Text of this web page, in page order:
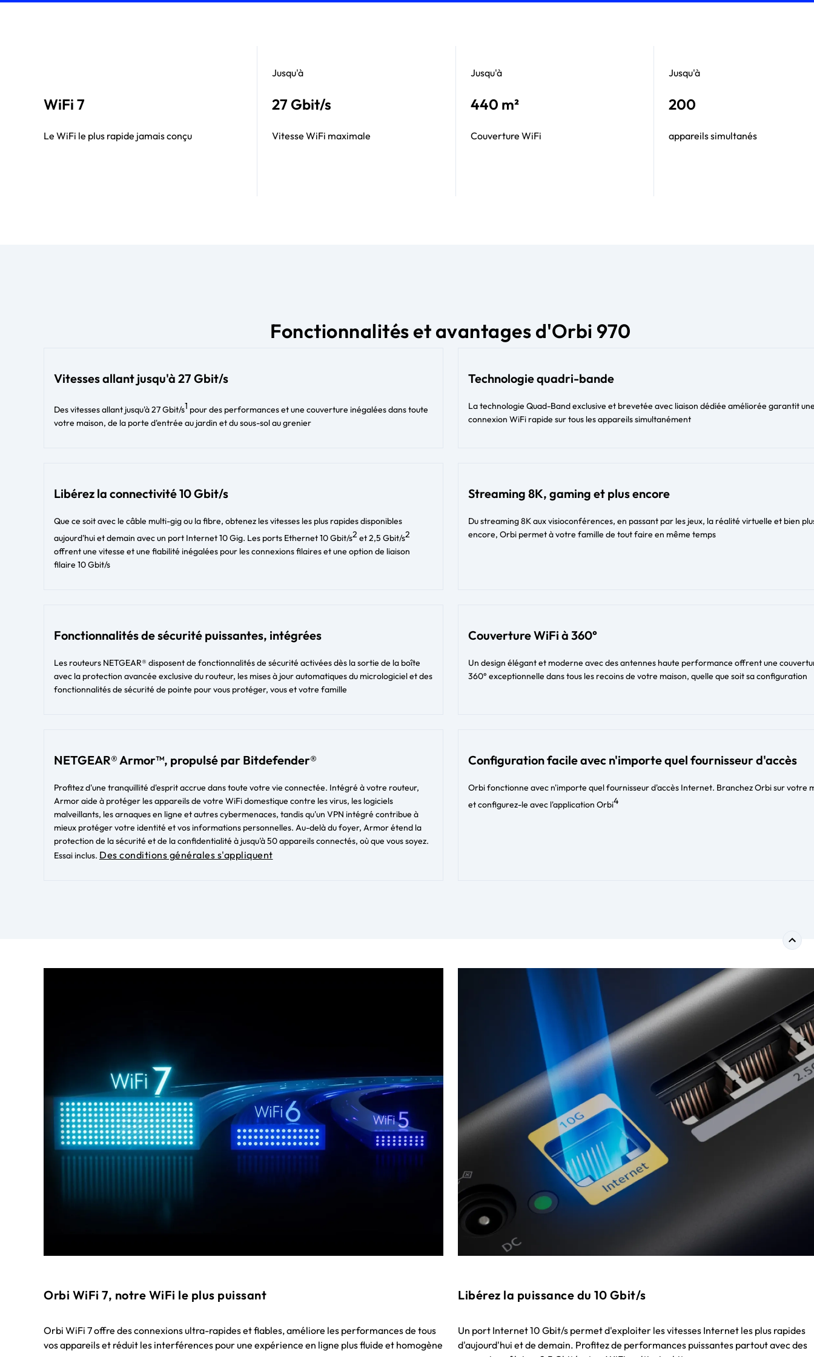
WiFi 7
Le WiFi le plus rapide jamais conçu
Jusqu'à
27 Gbit/s
Vitesse WiFi maximale
Jusqu'à
440 m²
Couverture WiFi
Jusqu'à
200
appareils simultanés
Fonctionnalités et avantages d'Orbi 970
Vitesses allant jusqu'à 27 Gbit/s
Des vitesses allant jusqu'à 27 Gbit/s1 pour des performances et une couverture inégalées dans toute
votre maison, de la porte d'entrée au jardin et du sous-sol au grenier
Technologie quadri-bande
La technologie Quad-Band exclusive et brevetée avec liaison dédiée améliorée garantit
connexion WiFi rapide sur tous les appareils simultanément
Libérez la connectivité 10 Gbit/s
Que ce soit avec le câble multi-gig ou la fibre, obtenez les vitesses les plus rapides disponibles
aujourd'hui et demain avec un port Internet 10 Gig. Les ports Ethernet 10 Gbit/s2 et 2,5 Gbit/s2
offrent une vitesse et une fiabilité inégalées pour les connexions filaires et une option de liaison
filaire 10 Gbit/s
Streaming 8K, gaming et plus encore
Du streaming 8K aux visioconférences, en passant par les jeux, la réalité virtuelle et bien
encore, Orbi permet à votre famille de tout faire en même temps
Fonctionnalités de sécurité puissantes, intégrées
Les routeurs NETGEAR® disposent de fonctionnalités de sécurité activées dès la sortie de la boîte
avec la protection avancée exclusive du routeur, les mises à jour automatiques du micrologiciel et des
fonctionnalités de sécurité de pointe pour vous protéger, vous et votre famille
Couverture WiFi à 360°
Un design élégant et moderne avec des antennes haute performance offrent une
360° exceptionnelle dans tous les recoins de votre maison, quelle que soit sa configuration
NETGEAR® Armor™, propulsé par Bitdefender®
Profitez d'une tranquillité d'esprit accrue dans toute votre vie connectée. Intégré à votre routeur,
Armor aide à protéger les appareils de votre WiFi domestique contre les virus, les logiciels
malveillants, les arnaques en ligne et autres cybermenaces, tandis qu'un VPN intégré contribue à
mieux protéger votre identité et vos informations personnelles. Au-delà du foyer, Armor étend la
protection de la sécurité et de la confidentialité à jusqu'à 50 appareils connectés, où que vous soyez.
Essai inclus. Des conditions générales s'appliquent
Configuration facile avec n'importe quel fournisseur d'accès
Orbi fonctionne avec n'importe quel fournisseur d'accès Internet. Branchez Orbi sur votre
et configurez-le avec l'application Orbi4
Orbi WiFi 7, notre WiFi le plus puissant
Orbi WiFi 7 offre des connexions ultra-rapides et fiables, améliore les performances de tous
vos appareils et réduit les interférences pour une expérience en ligne plus fluide et homogène
Libérez la puissance du 10 Gbit/s
Un port Internet 10 Gbit/s permet d'exploiter les vitesses Internet les plus rapides
d'aujourd'hui et de demain. Profitez de performances puissantes partout avec des